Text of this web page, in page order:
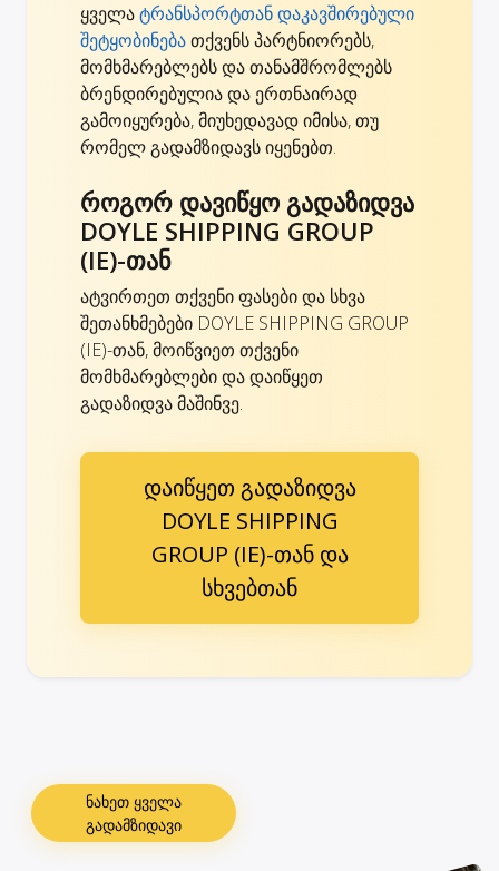
ყველატრანსპორტთან დაკავშირებული
შეტყობინებათქვენს პარტნიორებს,
მომხმარებლებს და თანამშრომლებს
ბრენდირებულია და ერთნაირად
გამოიყურება, მიუხედავად იმისა, თუ
რომელ გადამზიდავს იყენებთ.
როგორ დავიწყო გადაზიდვა
DOYLE SHIPPING GROUP
(IE)-თან
ატვირთეთ თქვენი ფასები და სხვა
შეთანხმებები DOYLE SHIPPING GROUP
(IE)-თან, მოიწვიეთ თქვენი
მომხმარებლები და დაიწყეთ
გადაზიდვა მაშინვე.
დაიწყეთ გადაზიდვა
DOYLE SHIPPING
GROUP (IE)-თან და
სხვებთან
ნახეთ ყველა
გადამზიდავი